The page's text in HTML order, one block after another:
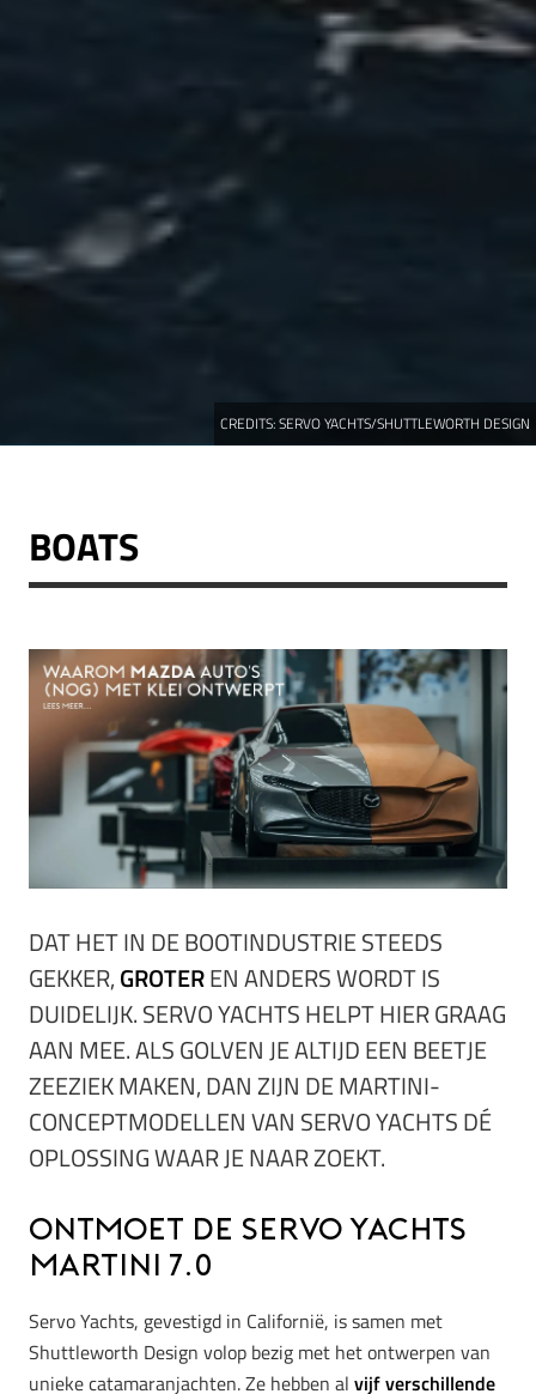
CREDITS:SERVO YACHTS/SHUTTLEWORTH DESIGN
BOATS
DAT HET IN DE BOOTINDUSTRIE STEEDS
GEKKER,GROTEREN ANDERS WORDT IS
DUIDELIJK. SERVO YACHTS HELPT HIER GRAAG
AAN MEE. ALS GOLVEN JE ALTIJD EEN BEETJE
ZEEZIEK MAKEN, DAN ZIJN DE MARTINI-
CONCEPTMODELLEN VAN SERVO YACHTS DÉ
OPLOSSING WAAR JE NAAR ZOEKT.
Ontmoet de Servo Yachts
Martini 7.0
Servo Yachts, gevestigd in Californië, is samen met
Shuttleworth Design volop bezig met het ontwerpen van
unieke catamaranjachten. Ze hebben al vijf verschillende